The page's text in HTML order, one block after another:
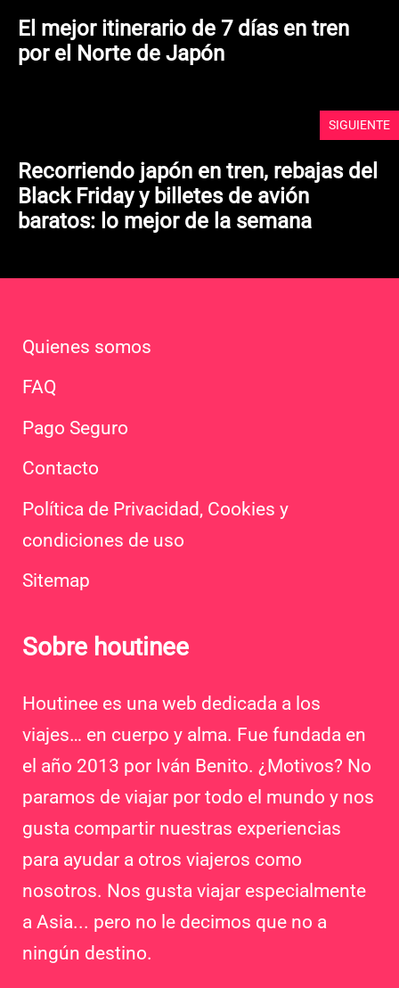
El mejor itinerario de 7 días en tren
por el Norte de Japón
SIGUIENTE
Recorriendo japón en tren, rebajas del
Black Friday y billetes de avión
baratos: lo mejor de la semana
Quienes somos
FAQ
Pago Seguro
Contacto
Política de Privacidad, Cookies y
condiciones de uso
Sitemap
Sobre houtinee
Houtinee es una web dedicada a los
viajes… en cuerpo y alma. Fue fundada en
el año 2013 por Iván Benito. ¿Motivos? No
paramos de viajar por todo el mundo y nos
gusta compartir nuestras experiencias
para ayudar a otros viajeros como
nosotros. Nos gusta viajar especialmente
a Asia... pero no le decimos que no a
ningún destino.